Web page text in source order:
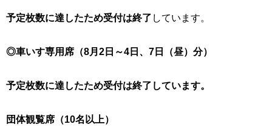
予定枚数に達したため受付は終了 しています。
◎車いす専用席（8月2日～4日、7日（昼）分）
予定枚数に達したため受付は終了 しています。
団体観覧席（10名以上）